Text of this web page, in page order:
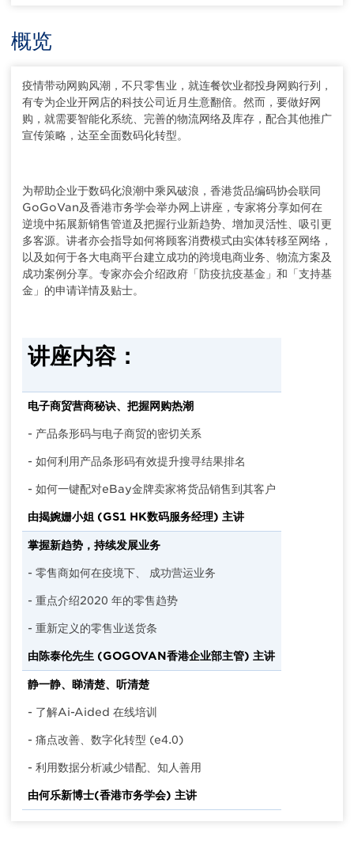
概览
疫情带动网购风潮，不只零售业，就连餐饮业都投身网购行列，
有专为企业开网店的科技公司近月生意翻倍。然而，要做好网
购，就需要智能化系统、完善的物流网络及库存，配合其他推广
宣传策略，达至全面数码化转型。
为帮助企业于数码化浪潮中乘风破浪，香港货品编码协会联同
GoGoVan及香港市务学会举办网上讲座，专家将分享如何在
逆境中拓展新销售管道及把握行业新趋势、增加灵活性、吸引更
多客源。讲者亦会指导如何将顾客消费模式由实体转移至网络，
以及如何于各大电商平台建立成功的跨境电商业务、物流方案及
成功案例分享。专家亦会介绍政府「防疫抗疫基金」和「支持基
金」的申请详情及贴士。
讲座内容：
电子商贸营商秘诀、把握网购热潮
- 产品条形码与电子商贸的密切关系
- 如何利用产品条形码有效提升搜寻结果排名
- 如何一键配对eBay金牌卖家将货品销售到其客户
由揭婉姗小姐 (GS1 HK数码服务经理) 主讲
掌握新趋势，持续发展业务
- 零售商如何在疫境下、 成功营运业务
- 重点介绍2020 年的零售趋势
- 重新定义的零售业送货条
由陈泰伦先生 (GOGOVAN香港企业部主管) 主讲
静一静、睇清楚、听清楚
- 了解Ai-Aided 在线培训
- 痛点改善、数字化转型 (e4.0)
- 利用数据分析减少错配、知人善用
由何乐新博士(香港市务学会) 主讲